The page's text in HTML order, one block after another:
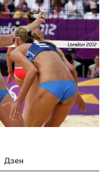
Дзен